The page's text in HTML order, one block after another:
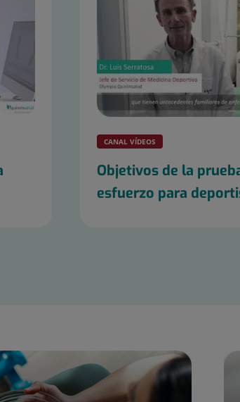
CANAL VÍDEOS
Objetivos de la
esfuerzo para